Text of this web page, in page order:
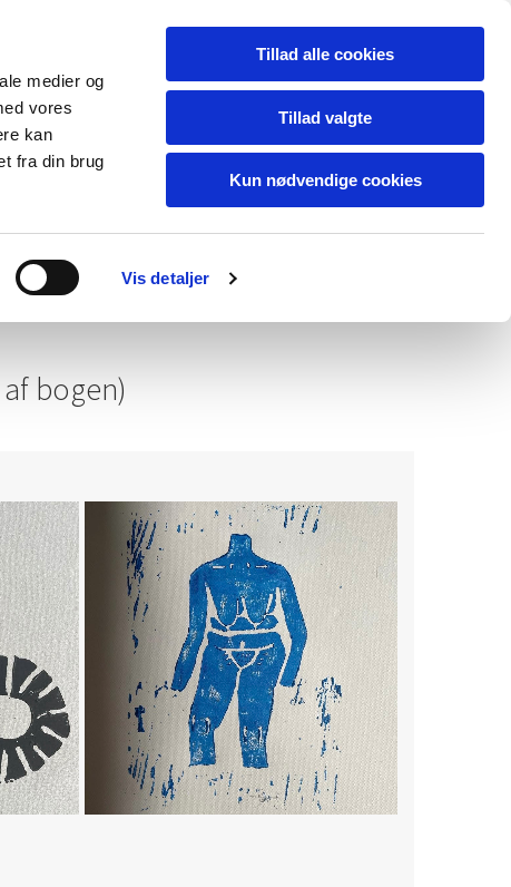
medier og
vores
kan
fra din brug
Vis detaljer
Tillad alle cookies
Tillad valgte
Kun nødvendige cookies
AliasR billedkunst
bogen)